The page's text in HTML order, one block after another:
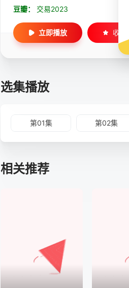
豆瓣：
交易2023
立即播放 收藏
选集播放
第01集 第02集
相关推荐